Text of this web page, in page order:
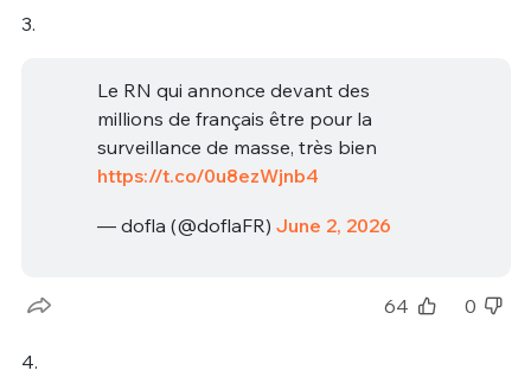
3.
Le RN qui annonce devant des
millions de français être pour la
surveillance de masse, très bien
https://t.co/0u8ezWjnb4
— dofla (@doflaFR) June 2, 2026
64 0
4.